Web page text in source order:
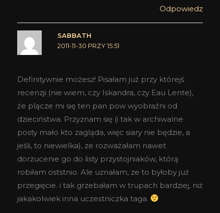
Odpowiedz
SABBATH
2011-11-30 PRZY 15:51
Definitywnie możesz! Pisałam już przy którejś
recenzji (nie wiem, czy Iskandra, czy Eau Lente),
że plącze mi się ten pan pow wyobraźni od
dzieciństwa. Przyznam się (i tak w archiwalne
posty mało kto zagląda, więc siary nie będzie, a
jeśli, to niewielka), ze rozważałam nawet
dorzucenie go do listy przystojniaków, którą
robiłam oststnio. Ale uznałam, ze to byłoby już
przegięcie. i tak grzebałam w trupach bardziej, niż
jakakolwiek inna uczestniczka taga.